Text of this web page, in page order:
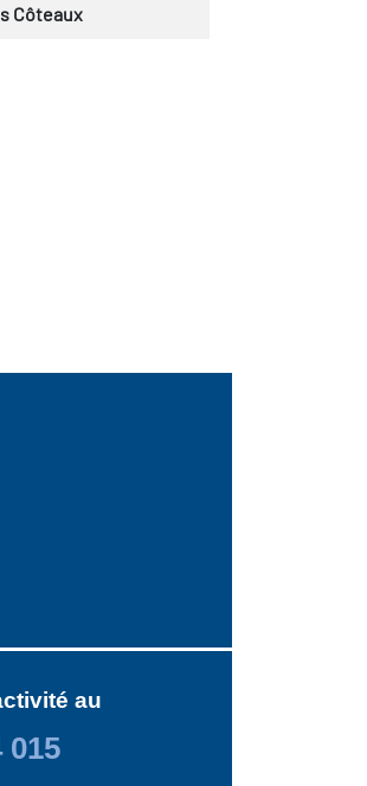
Côteaux
au
015